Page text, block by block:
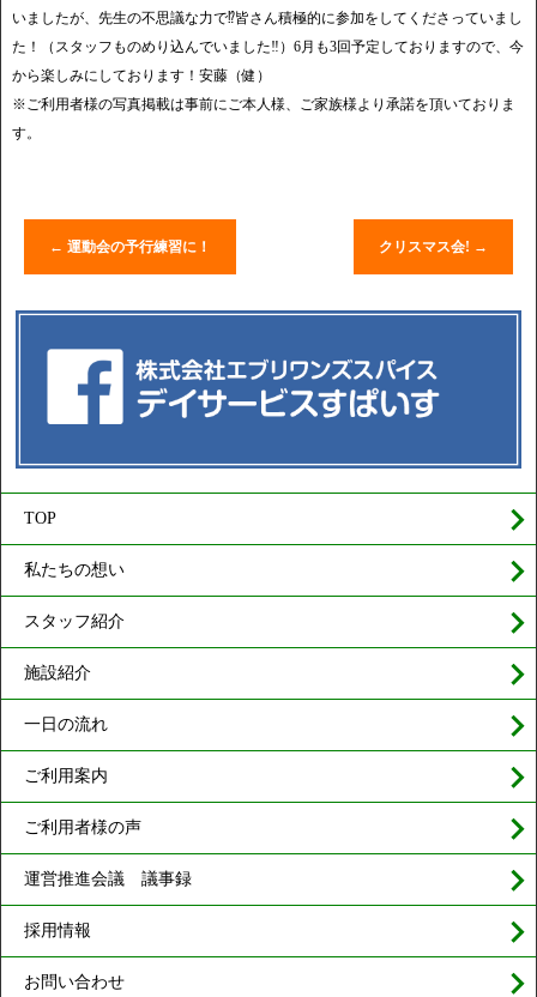
いましたが、先生の不思議な力で⁉皆さん積極的に参加をしてくださっていまし
た！（スタッフものめり込んでいました‼）6月も3回予定しておりますので、今
から楽しみにしております！安藤（健）
※ご利用者様の写真掲載は事前にご本人様、ご家族様より承諾を頂いておりま
す。
← 運動会の予行練習に！ クリスマス会! →
TOP
私たちの想い
スタッフ紹介
施設紹介
一日の流れ
ご利用案内
ご利用者様の声
運営推進会議 議事録
採用情報
お問い合わせ